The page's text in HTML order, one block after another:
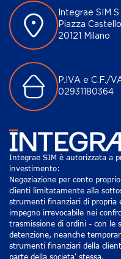
Integrae SIM
Piazza
20121 Milano
P.IVA e C.F./
02931180364
Integrae SIM è autorizzata a
investimento:
Negoziazione per conto
clienti limitatamente alla
strumenti finanziari di propria
impegno irrevocabile nei
trasmissione di ordini - con le
detenzione, neanche
strumenti finanziari della
parte della societa' stessa.